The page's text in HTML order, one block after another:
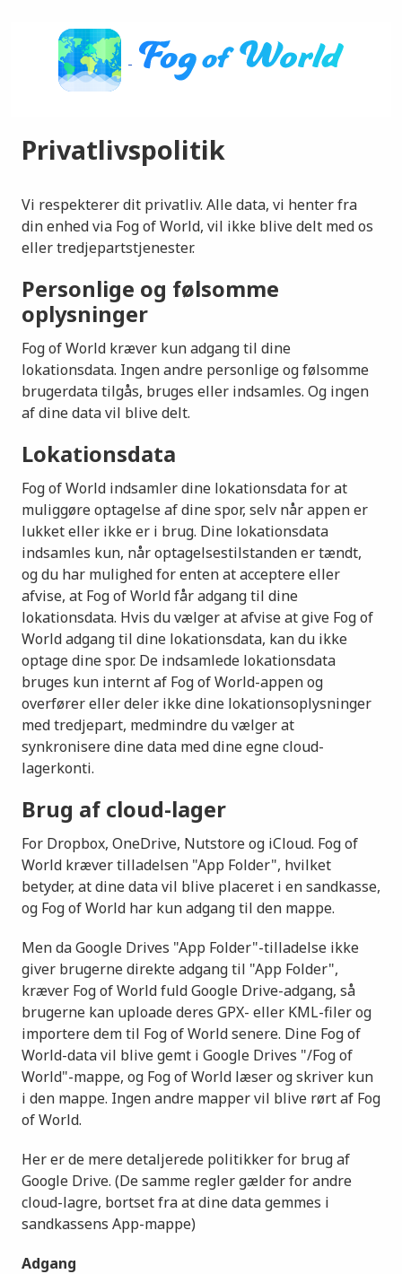
Privatlivspolitik
Vi respekterer dit privatliv. Alle data, vi henter fra
din enhed via Fog of World, vil ikke blive delt med os
eller tredjepartstjenester.
Personlige og følsomme
oplysninger
Fog of World kræver kun adgang til dine
lokationsdata. Ingen andre personlige og følsomme
brugerdata tilgås, bruges eller indsamles. Og ingen
af dine data vil blive delt.
Lokationsdata
Fog of World indsamler dine lokationsdata for at
muliggøre optagelse af dine spor, selv når appen er
lukket eller ikke er i brug. Dine lokationsdata
indsamles kun, når optagelsestilstanden er tændt,
og du har mulighed for enten at acceptere eller
afvise, at Fog of World får adgang til dine
lokationsdata. Hvis du vælger at afvise at give Fog of
World adgang til dine lokationsdata, kan du ikke
optage dine spor. De indsamlede lokationsdata
bruges kun internt af Fog of World-appen og
overfører eller deler ikke dine lokationsoplysninger
med tredjepart, medmindre du vælger at
synkronisere dine data med dine egne cloud-
lagerkonti.
Brug af cloud-lager
For Dropbox, OneDrive, Nutstore og iCloud. Fog of
World kræver tilladelsen "App Folder", hvilket
betyder, at dine data vil blive placeret i en sandkasse,
og Fog of World har kun adgang til den mappe.
Men da Google Drives "App Folder"-tilladelse ikke
giver brugerne direkte adgang til "App Folder",
kræver Fog of World fuld Google Drive-adgang, så
brugerne kan uploade deres GPX- eller KML-filer og
importere dem til Fog of World senere. Dine Fog of
World-data vil blive gemt i Google Drives "/Fog of
World"-mappe, og Fog of World læser og skriver kun
i den mappe. Ingen andre mapper vil blive rørt af Fog
of World.
Her er de mere detaljerede politikker for brug af
Google Drive. (De samme regler gælder for andre
cloud-lagre, bortset fra at dine data gemmes i
sandkassens App-mappe)
Adgang